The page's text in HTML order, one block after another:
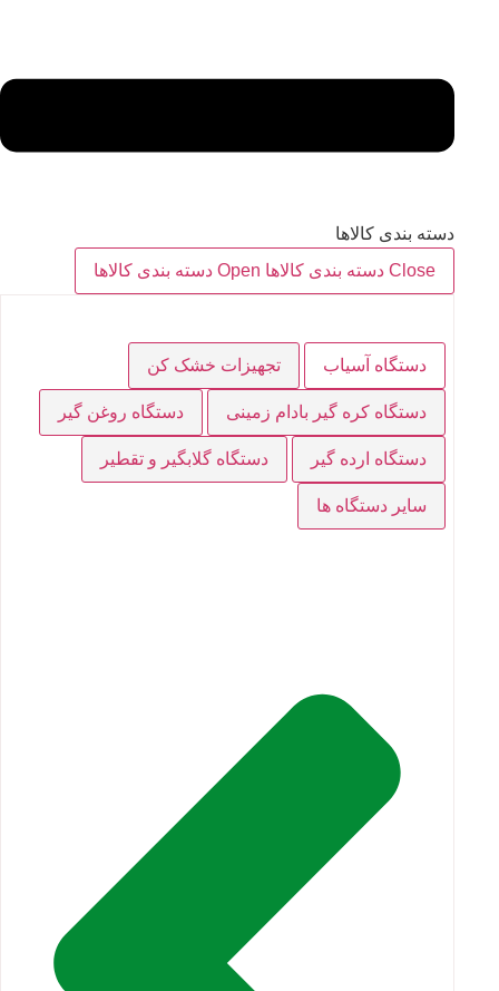
دسته بندی کالاها
Close دسته بندی کالاها
Open دسته بندی کالاها
دستگاه آسیاب تجهیزات خشک کن
دستگاه کره گیر بادام زمینی دستگاه روغن گیر
دستگاه ارده گیر دستگاه گلابگیر و تقطیر
سایر دستگاه ها